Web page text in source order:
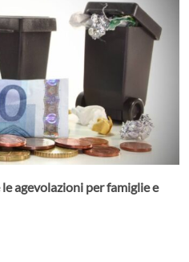
agevolazioni per famiglie e